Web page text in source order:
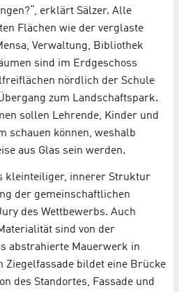
erklärt Sälzer. Alle
Flächen wie der verglaste
Verwaltung, Bibliothek
sind im Erdgeschoss
nördlich der Schule
zum Landschaftspark.
sollen Lehrende, Kinder und
schauen können, weshalb
aus Glas sein werden.
kleinteiliger, innerer Struktur
der gemeinschaftlichen
des Wettbewerbs. Auch
sind von der
abstrahierte Mauerwerk in
Ziegelfassade bildet eine Brücke
des Standortes, Fassade und